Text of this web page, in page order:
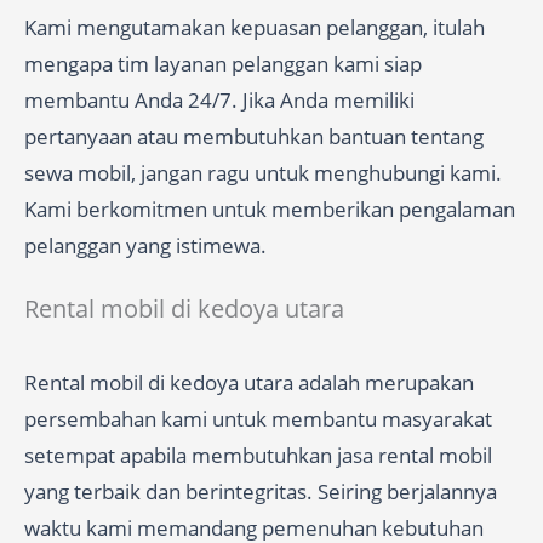
Kami mengutamakan kepuasan pelanggan, itulah
mengapa tim layanan pelanggan kami siap
membantu Anda 24/7. Jika Anda memiliki
pertanyaan atau membutuhkan bantuan tentang
sewa mobil, jangan ragu untuk menghubungi kami.
Kami berkomitmen untuk memberikan pengalaman
pelanggan yang istimewa.
Rental mobil di kedoya utara
Rental mobil di kedoya utara adalah merupakan
persembahan kami untuk membantu masyarakat
setempat apabila membutuhkan jasa rental mobil
yang terbaik dan berintegritas. Seiring berjalannya
waktu kami memandang pemenuhan kebutuhan